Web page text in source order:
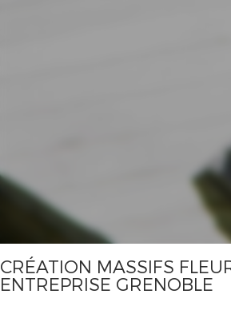
CRÉATION MASSIFS
ENTREPRISE GRENOBLE